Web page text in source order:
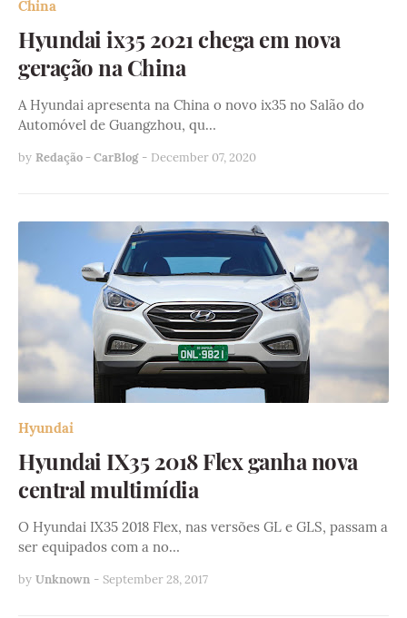
China
Hyundai ix35 2021 chega em nova
geração na China
A Hyundai apresenta na China o novo ix35 no Salão do
Automóvel de Guangzhou, qu…
by Redação - CarBlog - December 07, 2020
Hyundai
Hyundai IX35 2018 Flex ganha nova
central multimídia
O Hyundai IX35 2018 Flex, nas versões GL e GLS, passam a
ser equipados com a no…
by Unknown - September 28, 2017